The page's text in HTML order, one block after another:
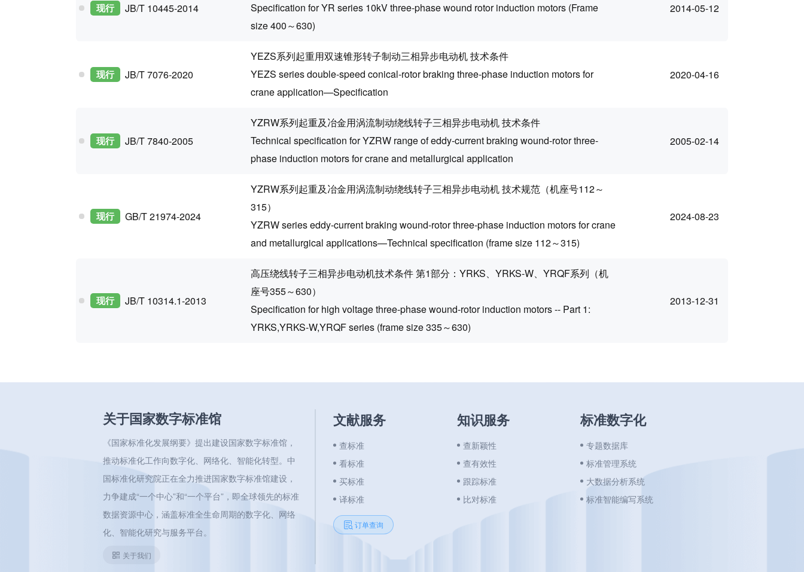
现行 JB/T 10445-2014
Specification for YR series 10kV three-phase wound rotor induction motors (Frame
size 400～630)
2014-05-12
现行 JB/T 7076-2020
YEZS系列起重用双速锥形转子制动三相异步电动机 技术条件
YEZS series double-speed conical-rotor braking three-phase induction motors for
crane application—Specification
2020-04-16
现行 JB/T 7840-2005
YZRW系列起重及冶金用涡流制动绕线转子三相异步电动机 技术条件
Technical specification for YZRW range of eddy-current braking wound-rotor three-
phase induction motors for crane and metallurgical application
2005-02-14
现行 GB/T 21974-2024
YZRW系列起重及冶金用涡流制动绕线转子三相异步电动机 技术规范（机座号112～
315）
YZRW series eddy-current braking wound-rotor three-phase induction motors for crane
and metallurgical applications—Technical specification (frame size 112～315)
2024-08-23
现行 JB/T 10314.1-2013
高压绕线转子三相异步电动机技术条件 第1部分：YRKS、YRKS-W、YRQF系列（机
座号355～630）
Specification for high voltage three-phase wound-rotor induction motors -- Part 1:
YRKS,YRKS-W,YRQF series (frame size 335～630)
2013-12-31
关于国家数字标准馆
《国家标准化发展纲要》提出建设国家数字标准馆，
推动标准化工作向数字化、网络化、智能化转型。中
国标准化研究院正在全力推进国家数字标准馆建设，
力争建成“一个中心”和“一个平台”，即全球领先的标准
数据资源中心，涵盖标准全生命周期的数字化、网络
化、智能化研究与服务平台。
关于我们
文献服务
查标准
看标准
买标准
译标准
订单查询
知识服务
查新颖性
查有效性
跟踪标准
比对标准
标准数字化
专题数据库
标准管理系统
大数据分析系统
标准智能编写系统